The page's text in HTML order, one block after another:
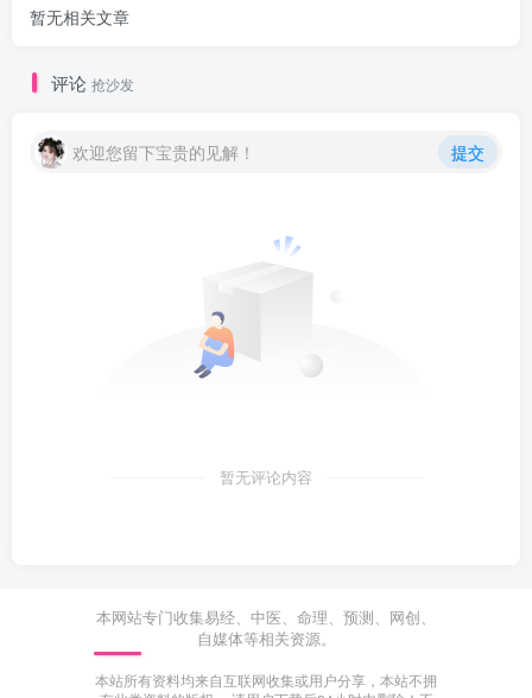
暂无相关文章
评论 抢沙发
欢迎您留下宝贵的见解！ 提交
暂无评论内容
本网站专门收集易经、中医、命理、预测、网创、
自媒体等相关资源。
本站所有资料均来自互联网收集或用户分享，本站不拥